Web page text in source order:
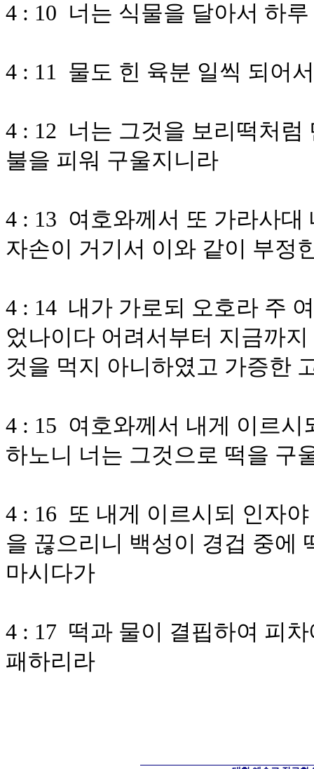
4 : 10 너는 식물을 달아서 하
4 : 11 물도 힌 육분 일씩 되어
4 : 12 너는 그것을 보리떡처
불을 피워 구울지니라
4 : 13 여호와께서 또 가라사
자손이 거기서 이와 같이 부정
4 : 14 내가 가로되 오호라 주
었나이다 어려서부터 지금까
것을 먹지 아니하였고 가증한
4 : 15 여호와께서 내게 이르
하노니 너는 그것으로 떡을 구
4 : 16 또 내게 이르시되 인자
을 끊으리니 백성이 경겁 중에
마시다가
4 : 17 떡과 물이 결핍하여 피
패하리라